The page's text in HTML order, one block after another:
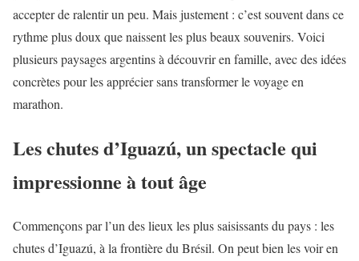
accepter de ralentir un peu. Mais justement : c’est souvent dans ce
rythme plus doux que naissent les plus beaux souvenirs. Voici
plusieurs paysages argentins à découvrir en famille, avec des idées
concrètes pour les apprécier sans transformer le voyage en
marathon.
Les chutes d’Iguazú, un spectacle qui
impressionne à tout âge
Commençons par l’un des lieux les plus saisissants du pays : les
chutes d’Iguazú, à la frontière du Brésil. On peut bien les voir en